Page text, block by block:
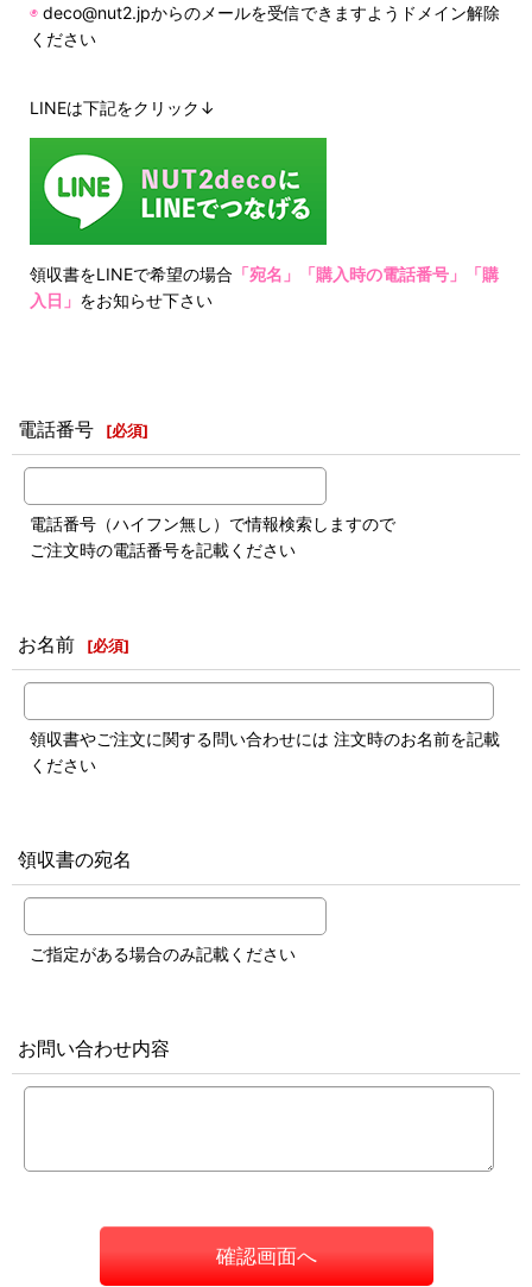
◉ deco@nut2.jpからのメールを受信できますようドメイン解除
ください
LINEは下記をクリック↓
領収書をLINEで希望の場合 「宛名」「購入時の電話番号」「購
入日」 をお知らせ下さい
電話番号 [必須]
電話番号（ハイフン無し）で情報検索しますので
ご注文時の電話番号を記載ください
お名前 [必須]
領収書やご注文に関する問い合わせには 注文時のお名前を記載
ください
領収書の宛名
ご指定がある場合のみ記載ください
お問い合わせ内容
確認画面へ